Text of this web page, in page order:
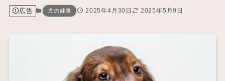
広告 犬の健康 2025年4月30日 2025年5月9日